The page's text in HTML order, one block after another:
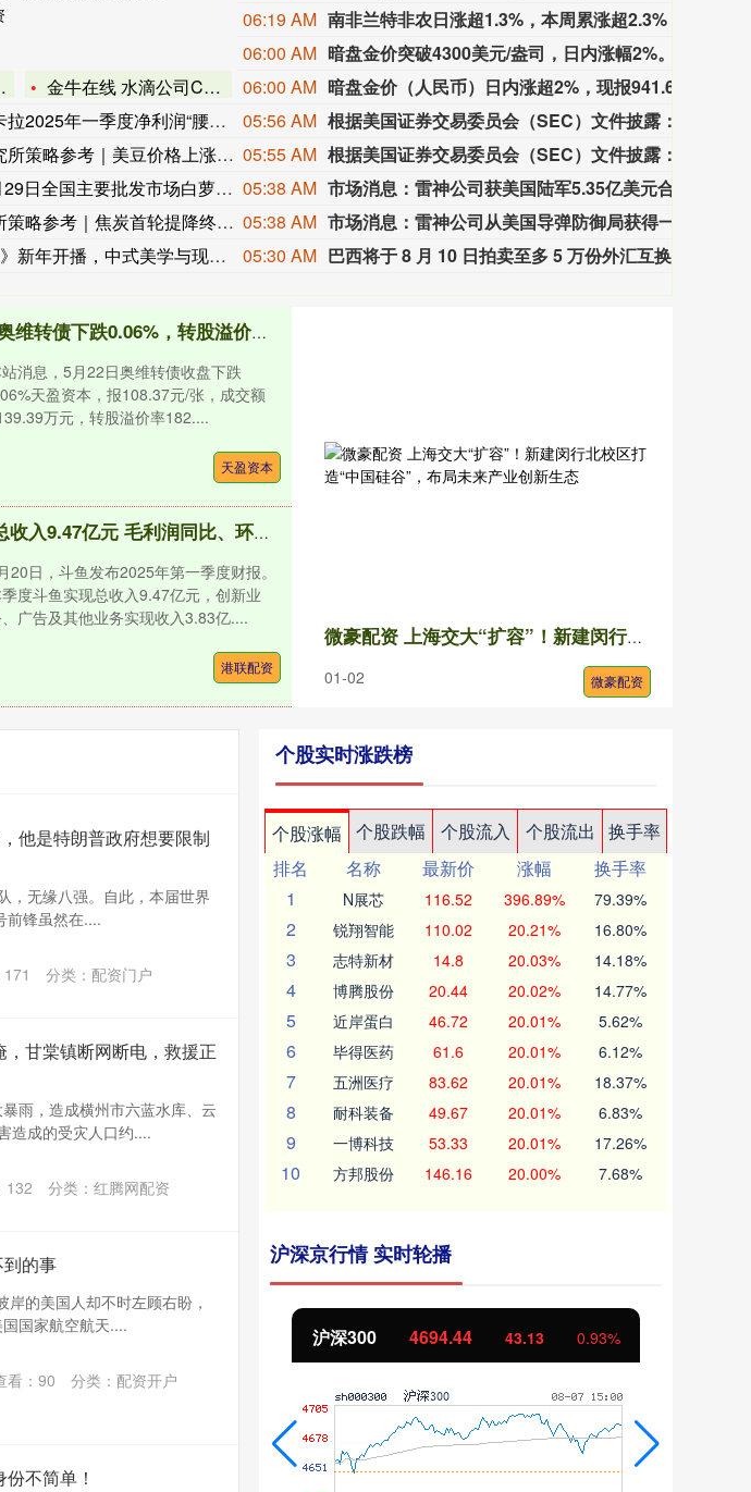
金牛在线 水滴公司CEO沈鹏：AI+保险“奇点已至” AI
年一季度净利润“腰斩”，多重
考｜美豆价格上涨带动内盘双粕走
全国主要批发市场白萝卜价格行
｜焦炭首轮提降终落地，后市或这
年开播，中式美学与现实共鸣
06:19 AM 南非兰特非农日涨超1.3%，本周累涨超2.3%
06:00 AM 暗盘金价突破4300美元/盎司，日内涨幅2%。
06:00 AM
05:56 AM
05:55 AM
05:38 AM
05:38 AM
05:30 AM
巴西将于 8 月 10 日拍卖至多 5 万份外汇互换合约。
天盈资本 5月22日奥维转债下跌0.06%，转股溢价率182.27%
消息，5月22日奥维转债收盘下跌
天盈资本，报108.37元/张，成交额
万元，转股溢价率182....
天盈资本
港联配资 斗鱼Q1总收入9.47亿元 毛利润同比、环比实现双增长
20日，斗鱼发布2025年第一季度财报。
度斗鱼实现总收入9.47亿元，创新业
广告及其他业务实现收入3.83亿....
港联配资
微豪配资 上海交大“扩容”！新建闵行北校区打造“中国硅谷”，布局未来产业创新生态
01-02
微豪配资
他是特朗普政府想要限制
，无缘八强。自此，本届世界
前锋虽然在....
171 分类： 配资门户
甘棠镇断网断电，救援正
雨，造成横州市六蓝水库、云
造成的受灾人口约....
132 分类： 红腾网配资
的事
的美国人却不时左顾右盼，
国家航空航天....
看： 90 分类： 配资开户
不简单！
个股实时涨跌榜
个股涨幅 个股跌幅 个股流入 个股流出
换手率
排名
名称 最新价 涨幅
换手率
1
N展芯 116.52 396.89% 79.39%
2 锐翔智能 110.02 20.21% 16.80%
3 志特新材 14.8 20.03% 14.18%
4 博腾股份 20.44 20.02% 14.77%
5 近岸蛋白 46.72 20.01% 5.62%
6 毕得医药 61.6 20.01% 6.12%
7 五洲医疗 83.62 20.01% 18.37%
8 耐科装备 49.67 20.01% 6.83%
9 一博科技 53.33 20.01% 17.26%
10 方邦股份 146.16 20.00% 7.68%
沪深京行情 实时轮播
43.13 北证50 1134.24 11.37 1.01%